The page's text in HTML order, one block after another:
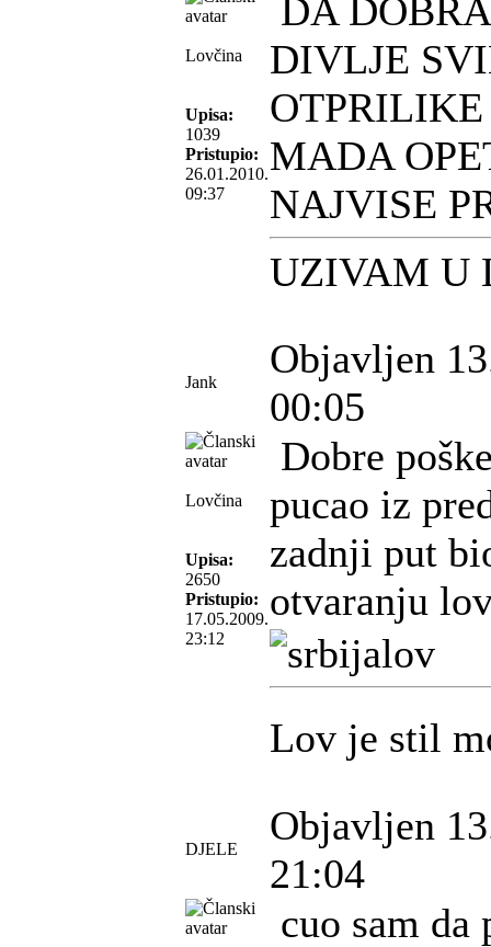
Lovčina
Upisa:
1039
Pristupio:
26.01.2010.
09:37
DA
DIVLJE
MADA
NAJVISE
UZIVAM U
Jank
Objavljen
00:05
Lovčina
Upisa:
2650
Pristupio:
17.05.2009.
23:12
Dobre
pucao iz
zadnji put
otvaranju
Lov je stil
DJELE
Objavljen
21:04
cuo sam